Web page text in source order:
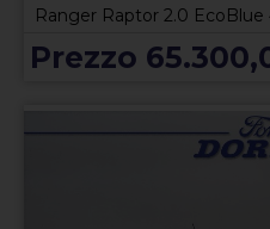
Ranger Raptor 2.0 EcoBlue
Prezzo